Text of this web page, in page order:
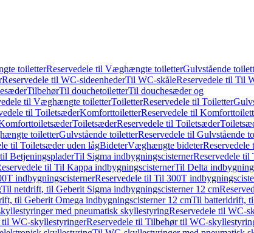
toiletterReservedele til Væghængte toiletterGulvstående
Reservedele til WC-sideenhederTil WC-skåleReservedele til Til
TilbehørTil douchetoiletterTil douchesæder og
til Væghængte toiletterToiletterReservedele til Toiletter
til ToiletsæderKomforttoiletterReservedele til
ToiletsæderReservedele til Toiletsæder
toiletterGulvstående toiletterReservedele til Gulvstående
til Toiletsæder uden lågBideterVæghængte bideter
BetjeningspladerTil Sigma indbygningscisternerReservedele til
til Til Kappa indbygningscisternerTil Delta
indbygningscisternerReservedele til Til 300T
Til netdrift, til Geberit Sigma indbygningscisterner 12 cm
til Geberit Omega indbygningscisterner 12 cmTil batteridrift,
med pneumatisk skyllestyringReservedele til WC-
WC-skyllestyringerReservedele til Tilbehør til WC-